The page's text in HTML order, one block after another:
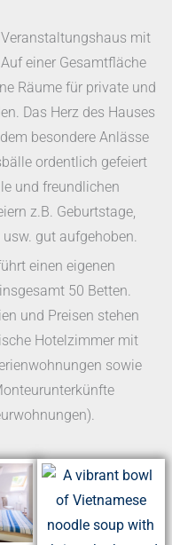
mit
einer Gesamtfläche
Räume für private und
Das Herz des Hauses
besondere Anlässe
ordentlich gefeiert
und freundlichen
z.B. Geburtstage,
gut aufgehoben.
einen eigenen
50 Betten.
und Preisen stehen
Hotelzimmer mit
sowie